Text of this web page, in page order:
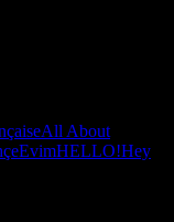
All About
EvimHELLO!Hey